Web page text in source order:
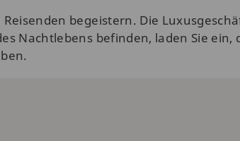
begeistern. Die
Nachtlebens befinden, laden Sie